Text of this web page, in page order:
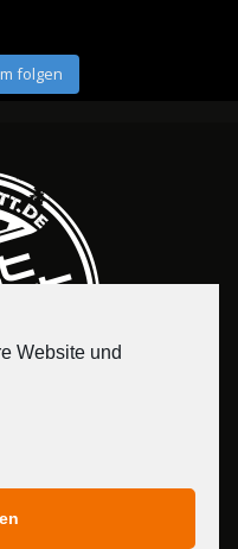
folgen
Website und